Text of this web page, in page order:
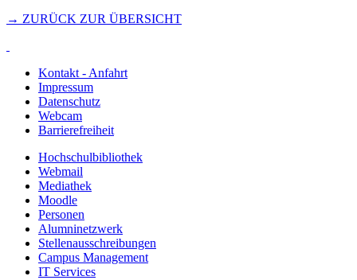
→ ZURÜCK ZUR ÜBERSICHT
Kontakt - Anfahrt
Impressum
Datenschutz
Webcam
Barrierefreiheit
Hochschulbibliothek
Webmail
Mediathek
Moodle
Personen
Alumninetzwerk
Stellenausschreibungen
Campus Management
IT Services